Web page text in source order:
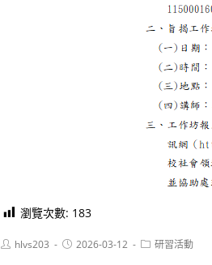
瀏覽次數: 183
Posthlvs203
Post2026-03-12
Post研習活動